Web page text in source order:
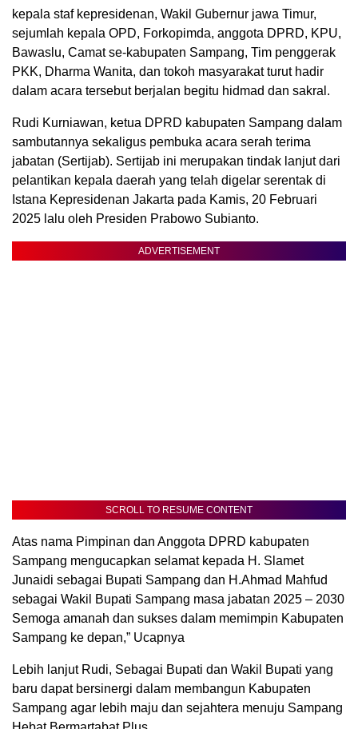
kepala staf kepresidenan, Wakil Gubernur jawa Timur,
sejumlah kepala OPD, Forkopimda, anggota DPRD, KPU,
Bawaslu, Camat se-kabupaten Sampang, Tim penggerak
PKK, Dharma Wanita, dan tokoh masyarakat turut hadir
dalam acara tersebut berjalan begitu hidmad dan sakral.
Rudi Kurniawan, ketua DPRD kabupaten Sampang dalam
sambutannya sekaligus pembuka acara serah terima
jabatan (Sertijab). Sertijab ini merupakan tindak lanjut dari
pelantikan kepala daerah yang telah digelar serentak di
Istana Kepresidenan Jakarta pada Kamis, 20 Februari
2025 lalu oleh Presiden Prabowo Subianto.
ADVERTISEMENT
SCROLL TO RESUME CONTENT
Atas nama Pimpinan dan Anggota DPRD kabupaten
Sampang mengucapkan selamat kepada H. Slamet
Junaidi sebagai Bupati Sampang dan H.Ahmad Mahfud
sebagai Wakil Bupati Sampang masa jabatan 2025 – 2030
Semoga amanah dan sukses dalam memimpin Kabupaten
Sampang ke depan,” Ucapnya
Lebih lanjut Rudi, Sebagai Bupati dan Wakil Bupati yang
baru dapat bersinergi dalam membangun Kabupaten
Sampang agar lebih maju dan sejahtera menuju Sampang